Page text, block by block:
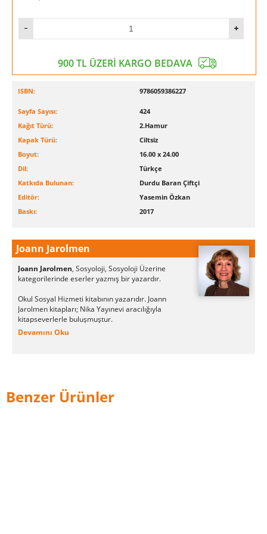
900 TL ÜZERİ KARGO BEDAVA
ISBN: 9786059386227
Sayfa Sayısı:
424
Kağıt Türü:
2.Hamur
Kapak Türü:
Ciltsiz
Boyut:
16.00 x 24.00
Dil:
Türkçe
Katkıda Bulunan:
Durdu Baran Çiftçi
Editör:
Yasemin Özkan
Baskı:
2017
Joann Jarolmen
Joann Jarolmen, Sosyoloji, Sosyoloji Üzerine
kategorilerinde eserler yazmış bir yazardır.
Okul Sosyal Hizmeti kitabının yazarıdır. Joann
Jarolmen kitapları; Nika Yayınevi aracılığıyla
kitapseverlerle buluşmuştur.
Joann Jarolmen tarafından yazılan son kitap
Devamını Oku
Benzer Ürünler